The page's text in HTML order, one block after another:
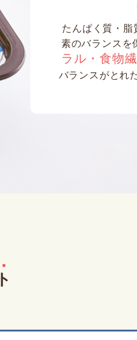
たんぱく質・脂
素のバランスを
ラル・食物
バランスがとれ
ト